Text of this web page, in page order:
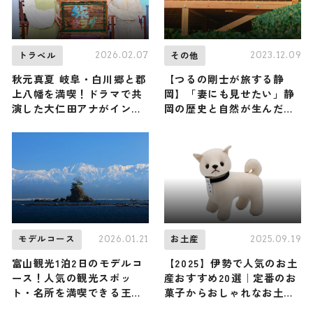
トラベル 2026.02.07
秋元真夏 岐阜・白川郷と郡
上八幡を満喫！ドラマで共
演した大仁田アナがインタ
その他 2023.12.09
【つるの剛士が旅する静
岡】「妻にも見せたい」静
岡の歴史と自然が生んだ宝
モデルコース 2026.01.21
富山観光1泊2日のモデルコ
ース！人気の観光スポッ
ト・名所を満喫できる王道
お土産 2025.09.19
【2025】伊勢で人気のお土
産おすすめ20選｜定番のお
菓子からおしゃれなお土